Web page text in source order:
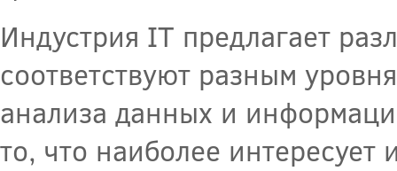
Индустрия IT предлагает
соответствуют разным
анализа данных и
то, что наиболее интересует